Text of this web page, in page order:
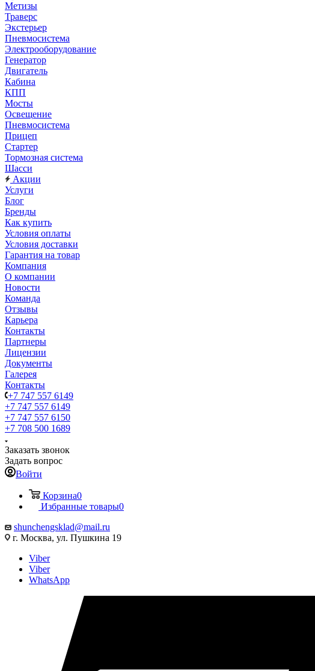
Метизы
Траверс
Экстерьер
Пневмосистема
Электрооборудование
Генератор
Двигатель
Кабина
КПП
Мосты
Освещение
Пневмосистема
Прицеп
Стартер
Тормозная система
Шасси
Акции
Услуги
Блог
Бренды
Как купить
Условия оплаты
Условия доставки
Гарантия на товар
Компания
О компании
Новости
Команда
Отзывы
Карьера
Контакты
Партнеры
Лицензии
Документы
Галерея
Контакты
+7 747 557 6149
+7 747 557 6149
+7 747 557 6150
+7 708 500 1689
Заказать звонок
Задать вопрос
Войти
Корзина0
Избранные товары0
shunchengsklad@mail.ru
г. Москва, ул. Пушкина 19
Viber
Viber
WhatsApp